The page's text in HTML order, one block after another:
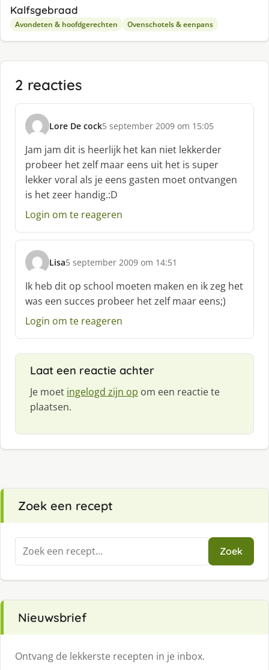
Kalfsgebraad
Avondeten & hoofdgerechten Ovenschotels & eenpans
2 reacties
Lore De cock
s
c
h
r
e
e
:
5 september 2009 om 15:05
Jam jam dit is heerlijk het kan niet lekkerder
probeer het zelf maar eens uit het is super
lekker voral als je eens gasten moet ontvangen
is het zeer handig.:D
Login om te reageren
Lisa
s
c
h
r
e
:
5 september 2009 om 14:51
Ik heb dit op school moeten maken en ik zeg het
was een succes probeer het zelf maar eens;)
Login om te reageren
Laat een reactie achter
Je moet ingelogd zijn op om een reactie te
plaatsen.
Zoek een recept
Zoeken
naar:
Zoek
Nieuwsbrief
Ontvang de lekkerste recepten in je inbox.